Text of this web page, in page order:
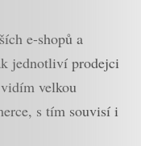
e-shopů a
jednotliví prodejci
velkou
s tím souvisí i